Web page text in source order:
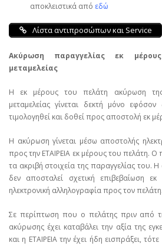
αποκλειστικά από εδώ
Λίστα αντιπροσώπων και Service
Ακύρωση παραγγελίας εκ
μεταμελείας
Η εκ μέρους του πελάτη ακύρωση
μεταμελείας γίνεται δεκτή μόνο
τιμολογηθεί και δοθεί προς αποστολή εκ
Η ακύρωση γίνεται μέσω αποστολής
προς την ΕΤΑΙΡΕΙΑ εκ μέρους του πελάτη. Ο
τα ακριβή στοιχεία της παραγγελίας του.
δεν αποσταλεί σχετική επιβεβαίωση
ηλεκτρονική αλληλογραφία προς τον πελάτη.
Σε περίπτωση που ο πελάτης πριν από
ακύρωσης έχει καταβάλει την αξία της
και η ΕΤΑΙΡΕΙΑ την έχει ήδη εισπράξει,